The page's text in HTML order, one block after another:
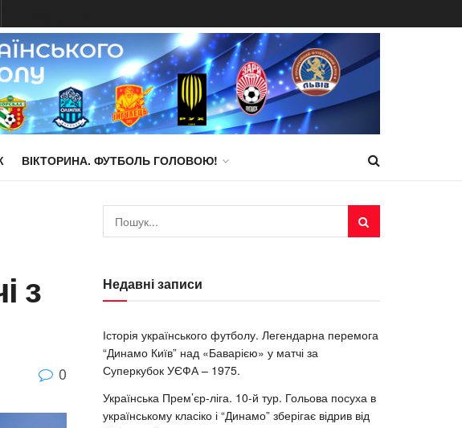
ВІКТОРИНА. ФУТБОЛЬ ГОЛОВОЮ!
з
0
Недавні записи
Історія українського футболу. Легендарна перемога
“Динамо Київ” над «Баварією» у матчі за
Суперкубок УЄФА – 1975.
Українська Прем’єр-ліга. 10-й тур. Гольова посуха в
українському класіко і “Динамо” зберігає відрив від